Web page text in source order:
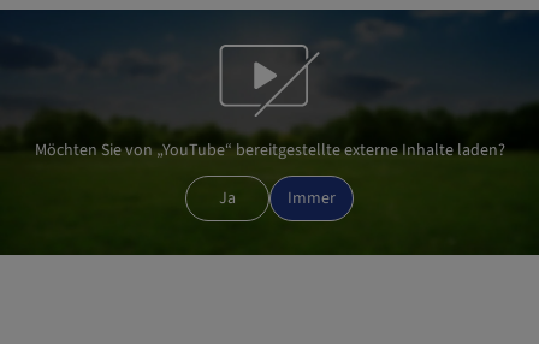
Möchten Sie von „YouTube“ bereitgestellte externe Inhalte laden?
Ja
Immer